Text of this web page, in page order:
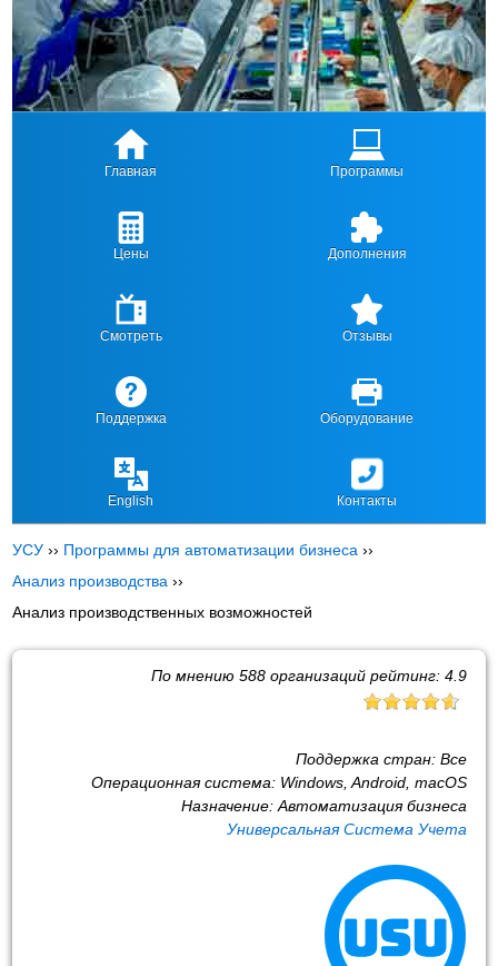
Главная Программы
Цены Дополнения
Смотреть Отзывы
Поддержка Оборудование
English Контакты
УСУ ›› Программы для автоматизации бизнеса ››
Анализ производства ››
Анализ производственных возможностей
По мнению 588организаций рейтинг: 4.9
Поддержка стран: Все
Операционная система: Windows, Android, macOS
Назначение: Автоматизация бизнеса
Универсальная Система Учета